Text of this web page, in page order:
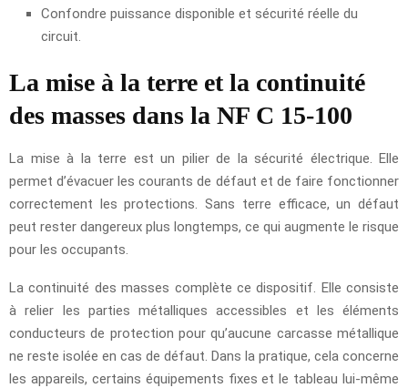
Confondre puissance disponible et sécurité réelle du
circuit.
La mise à la terre et la continuité
des masses dans la NF C 15-100
La mise à la terre est un pilier de la sécurité électrique. Elle
permet d’évacuer les courants de défaut et de faire fonctionner
correctement les protections. Sans terre efficace, un défaut
peut rester dangereux plus longtemps, ce qui augmente le risque
pour les occupants.
La continuité des masses complète ce dispositif. Elle consiste
à relier les parties métalliques accessibles et les éléments
conducteurs de protection pour qu’aucune carcasse métallique
ne reste isolée en cas de défaut. Dans la pratique, cela concerne
les appareils, certains équipements fixes et le tableau lui-même